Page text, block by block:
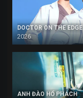
DOCTOR ON THE EDGE
2026
ANH ĐÀO HỔ PHÁCH